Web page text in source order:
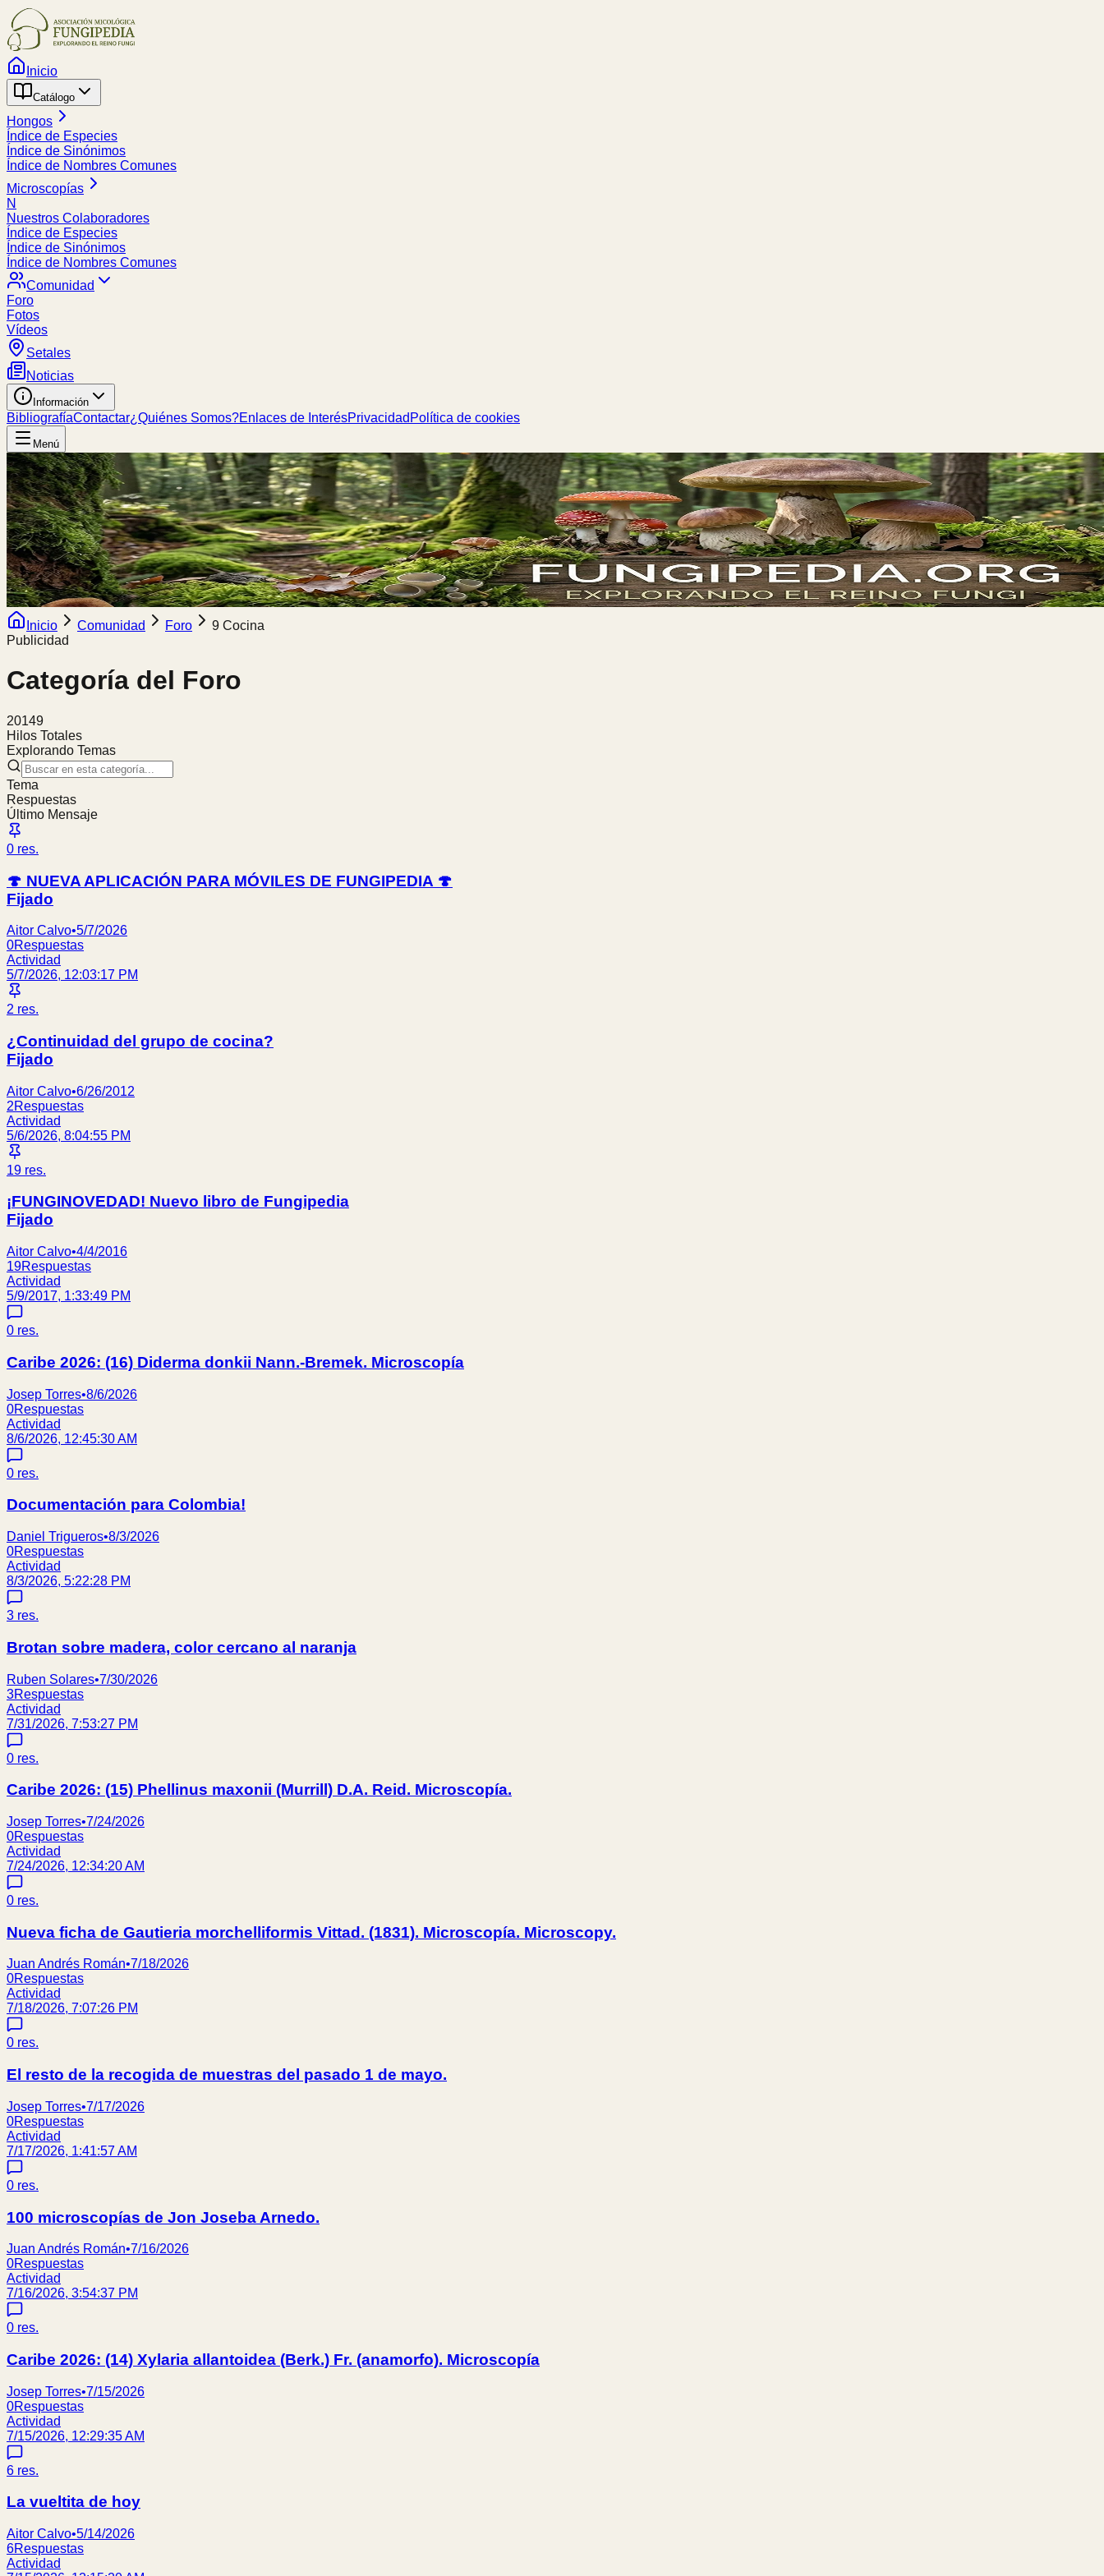
Inicio
Catálogo
Hongos
Índice de Especies
Índice de Sinónimos
Índice de Nombres Comunes
Microscopías
N
Nuestros Colaboradores
Índice de Especies
Índice de Sinónimos
Índice de Nombres Comunes
Comunidad
Foro
Fotos
Vídeos
Setales
Noticias
Información
BibliografíaContactar¿Quiénes Somos?Enlaces de InterésPrivacidad Política de cookies
Menú
Inicio Comunidad Foro
9 Cocina
Publicidad
Categoría del Foro
20149
Hilos Totales
Explorando Temas
Tema
Respuestas
Último Mensaje
0 res.
🍄 NUEVA APLICACIÓN PARA MÓVILES DE FUNGIPEDIA 🍄
Fijado
Aitor Calvo•5/7/2026
0Respuestas
Actividad
5/7/2026, 12:03:17 PM
2 res.
¿Continuidad del grupo de cocina?
Fijado
Aitor Calvo•6/26/2012
2Respuestas
Actividad
5/6/2026, 8:04:55 PM
19 res.
¡FUNGINOVEDAD! Nuevo libro de Fungipedia
Fijado
Aitor Calvo•4/4/2016
19Respuestas
Actividad
5/9/2017, 1:33:49 PM
0 res.
Caribe 2026: (16) Diderma donkii Nann.-Bremek. Microscopía
Josep Torres•8/6/2026
0Respuestas
Actividad
8/6/2026, 12:45:30 AM
0 res.
Documentación para Colombia!
Daniel Trigueros•8/3/2026
0Respuestas
Actividad
8/3/2026, 5:22:28 PM
3 res.
Brotan sobre madera, color cercano al naranja
Ruben Solares•7/30/2026
3Respuestas
Actividad
7/31/2026, 7:53:27 PM
0 res.
Caribe 2026: (15) Phellinus maxonii (Murrill) D.A. Reid. Microscopía.
Josep Torres•7/24/2026
0Respuestas
Actividad
7/24/2026, 12:34:20 AM
0 res.
Nueva ficha de Gautieria morchelliformis Vittad. (1831). Microscopía. Microscopy.
Juan Andrés Román•7/18/2026
0Respuestas
Actividad
7/18/2026, 7:07:26 PM
0 res.
El resto de la recogida de muestras del pasado 1 de mayo.
Josep Torres•7/17/2026
0Respuestas
Actividad
7/17/2026, 1:41:57 AM
0 res.
100 microscopías de Jon Joseba Arnedo.
Juan Andrés Román•7/16/2026
0Respuestas
Actividad
7/16/2026, 3:54:37 PM
0 res.
Caribe 2026: (14) Xylaria allantoidea (Berk.) Fr. (anamorfo). Microscopía
Josep Torres•7/15/2026
0Respuestas
Actividad
7/15/2026, 12:29:35 AM
6 res.
La vueltita de hoy
Aitor Calvo•5/14/2026
6Respuestas
Actividad